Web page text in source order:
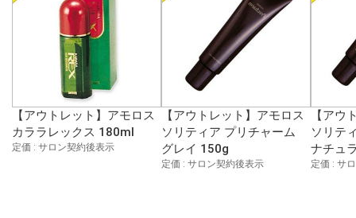
【アウトレット】アモロス
カララレックス 180ml
定価 : サロン契約後表示
【アウトレット】アモロス
ソリティア プリチャーム
グレイ 150g
定価 : サロン契約後表示
【アウ
ソリテ
ナチュ
定価 : サ